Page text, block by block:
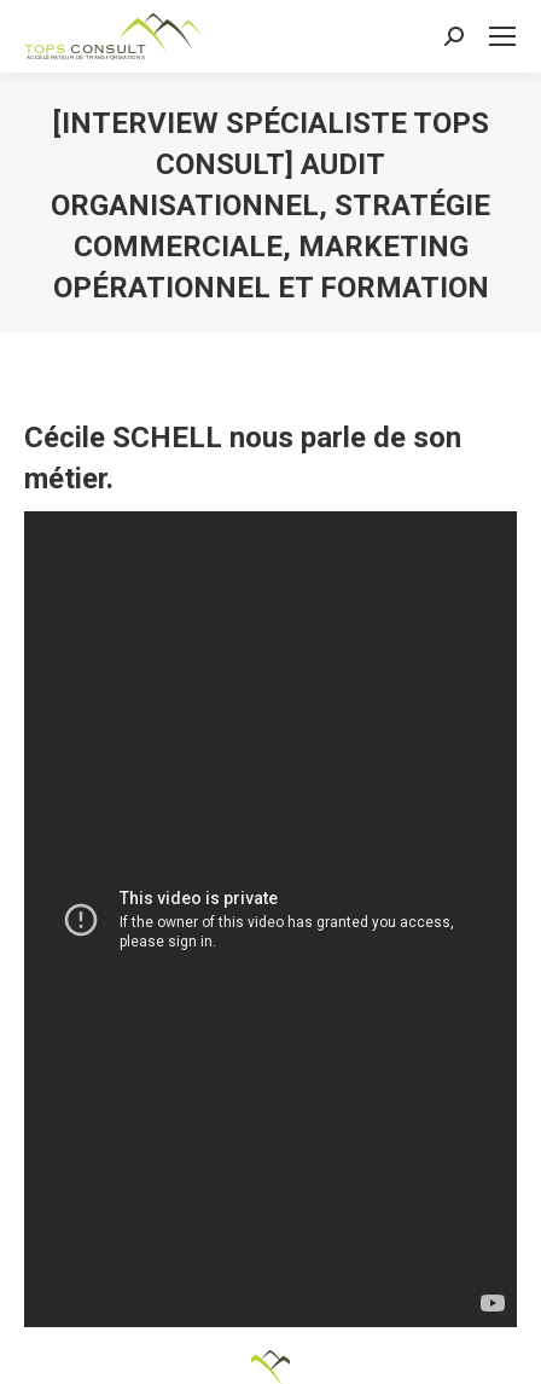
Recherche
[INTERVIEW SPÉCIALISTE TOPS
CONSULT] AUDIT
ORGANISATIONNEL, STRATÉGIE
COMMERCIALE, MARKETING
OPÉRATIONNEL ET FORMATION
Cécile SCHELL nous parle de son
métier.